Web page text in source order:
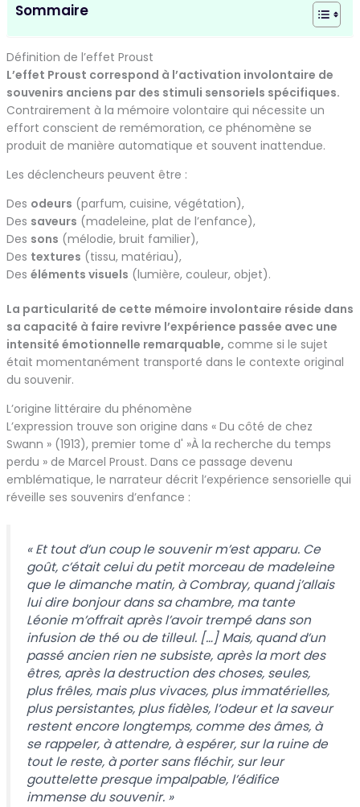
Sommaire
Définition de l’effet Proust
L’effet Proust correspond à l’activation involontaire de
souvenirs anciens par des stimuli sensoriels spécifiques.
Contrairement à la mémoire volontaire qui nécessite un
effort conscient de remémoration, ce phénomène se
produit de manière automatique et souvent inattendue.
Les déclencheurs peuvent être :
Des odeurs (parfum, cuisine, végétation),
Des saveurs (madeleine, plat de l’enfance),
Des sons (mélodie, bruit familier),
Des textures (tissu, matériau),
Des éléments visuels (lumière, couleur, objet).
La particularité de cette mémoire involontaire réside dans
sa capacité à faire revivre l’expérience passée avec une
intensité émotionnelle remarquable, comme si le sujet
était momentanément transporté dans le contexte original
du souvenir.
L’origine littéraire du phénomène
L’expression trouve son origine dans « Du côté de chez
Swann » (1913), premier tome d' »À la recherche du temps
perdu » de Marcel Proust. Dans ce passage devenu
emblématique, le narrateur décrit l’expérience sensorielle qui
réveille ses souvenirs d’enfance :
« Et tout d’un coup le souvenir m’est apparu. Ce
goût, c’était celui du petit morceau de madeleine
que le dimanche matin, à Combray, quand j’allais
lui dire bonjour dans sa chambre, ma tante
Léonie m’offrait après l’avoir trempé dans son
infusion de thé ou de tilleul. […] Mais, quand d’un
passé ancien rien ne subsiste, après la mort des
êtres, après la destruction des choses, seules,
plus frêles, mais plus vivaces, plus immatérielles,
plus persistantes, plus fidèles, l’odeur et la saveur
restent encore longtemps, comme des âmes, à
se rappeler, à attendre, à espérer, sur la ruine de
tout le reste, à porter sans fléchir, sur leur
gouttelette presque impalpable, l’édifice
immense du souvenir. »